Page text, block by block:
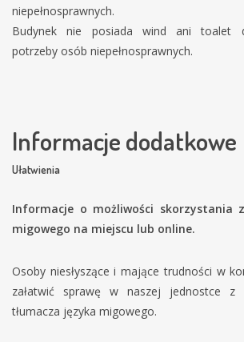
niepełnosprawnych.
Budynek nie posiada wind ani toalet
potrzeby osób niepełnosprawnych.
Informacje dodatkowe
Ułatwienia
Informacje o możliwości skorzystania
migowego na miejscu lub online.
Osoby niesłyszące i mające trudności w
załatwić sprawę w naszej jednostce z
tłumacza języka migowego.